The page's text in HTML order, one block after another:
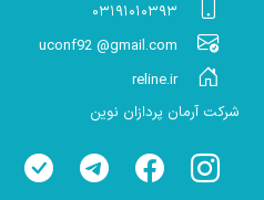
۰۳۱۹۱۰۱۰۳۹۳
uconf92 @gmail.com
reline.ir
شرکت آرمان پردازان نوین